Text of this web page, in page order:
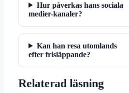
Hur påverkas hans sociala
medier-kanaler?
Kan han resa utomlands
efter frisläppande?
Relaterad läsning